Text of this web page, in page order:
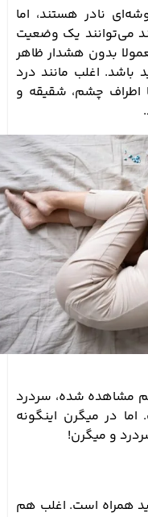
نادر هستند، اما
می‌توانند یک وضعیت
بدون هشدار ظاهر
اغلب مانند درد
چشم، شقیقه و
مشاهده شده، سردرد
در میگرن اینگونه
و میگرن!
همراه است. اغلب هم